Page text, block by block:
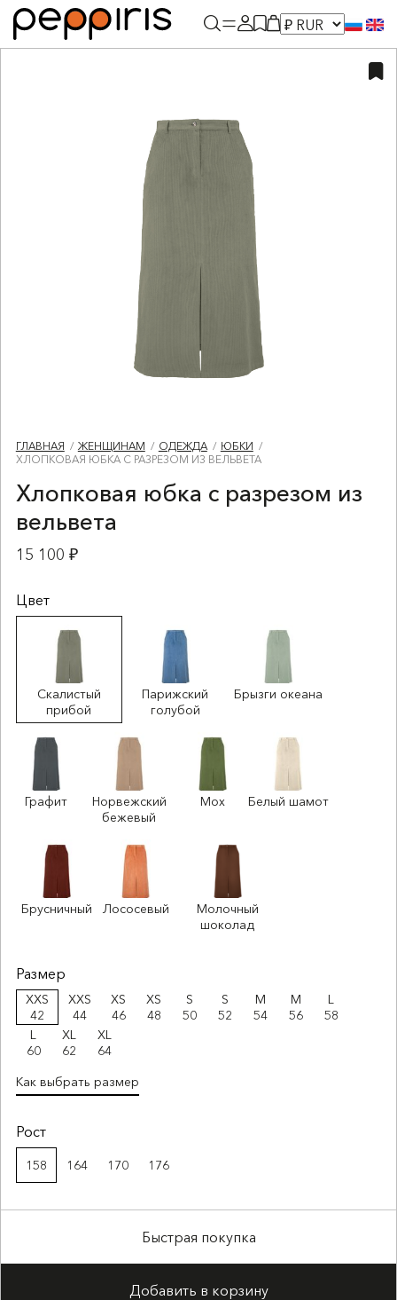
ГЛАВНАЯ ЖЕНЩИНАМ ОДЕЖДА
ЮБКИ
ХЛОПКОВАЯ ЮБКА С РАЗРЕЗОМ ИЗ ВЕЛЬВЕТА
Хлопковая юбка с разрезом из
вельвета
15 100 ₽
Цвет
Скалистый
прибой
Парижский
голубой
Брызги океана
Графит
Норвежский
бежевый
Мох Белый шамот
Брусничный Лососевый
Молочный
шоколад
Размер
XXS
42
XXS
44
XS
46
XS
48
S
50
S
52
M
54
M
56
L
58
L
60
XL
62
XL
64
Как выбрать размер
Рост
158 164 170 176
Быстрая покупка
Добавить в корзину